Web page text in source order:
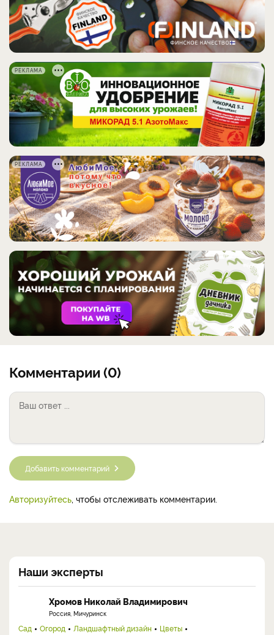
РЕКЛАМА
РЕКЛАМА
Комментарии (0)
Добавить комментарий
Авторизуйтесь, чтобы отслеживать комментарии.
Наши эксперты
Хромов Николай Владимирович
Россия, Мичуринск
Сад Огород Ландшафтный дизайн
Цветы